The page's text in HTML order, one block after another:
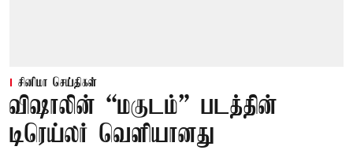
சினிமா செய்திகள்
விஷாலின் “மகுடம்” படத்தின்
டிரெய்லர் வெளியானது